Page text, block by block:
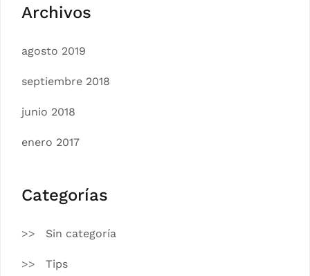
Archivos
agosto 2019
septiembre 2018
junio 2018
enero 2017
Categorías
Sin categoría
Tips